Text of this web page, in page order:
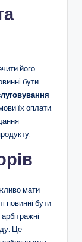
його
бути
їх оплати.
мати
повинні бути
Це